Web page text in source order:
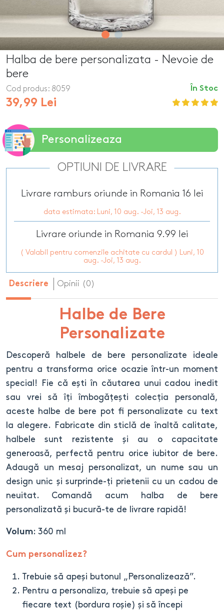
Halba de bere personalizata - Nevoie de
bere
În Stoc
Cod produs: 8059
39,99 Lei
Personalizeaza
OPTIUNI DE LIVRARE
Livrare ramburs oriunde in Romania 16 lei
data estimata: Luni, 10 aug. -Joi, 13 aug.
Livrare oriunde in Romania 9.99 lei
( Valabil pentru comenzile achitate cu cardul ) Luni, 10
aug. -Joi, 13 aug.
Descriere Opinii (0)
Halbe de Bere
Personalizate
Descoperă halbele de bere personalizate ideale
pentru a transforma orice ocazie într-un moment
special! Fie că ești în căutarea unui cadou inedit
sau vrei să îți îmbogățești colecția personală,
aceste halbe de bere pot fi personalizate cu text
la alegere. Fabricate din sticlă de înaltă calitate,
halbele sunt rezistente și au o capacitate
generoasă, perfectă pentru orice iubitor de bere.
Adaugă un mesaj personalizat, un nume sau un
design unic și surprinde-ți prietenii cu un cadou de
neuitat. Comandă acum halba de bere
personalizată și bucură-te de livrare rapidă!
Volum: 360 ml
Cum personalizez?
Trebuie să apeși butonul „Personalizează”.
Pentru a personaliza, trebuie să apeși pe
fiecare text (bordura roșie) și să începi